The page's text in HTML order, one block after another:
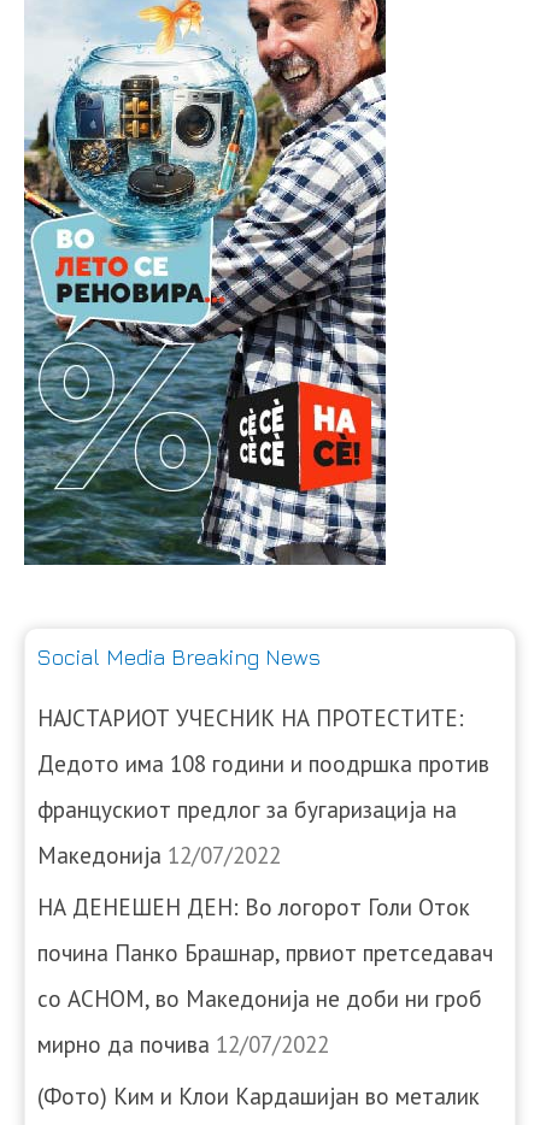
Social Media Breaking News
НАЈСТАРИОТ УЧЕСНИК НА ПРОТЕСТИТЕ:
Дедото има 108 години и поодршка против
францускиот предлог за бугаризација на
Македонија 12/07/2022
НА ДЕНЕШЕН ДЕН: Во логорот Голи Оток
почина Панко Брашнар, првиот претседавач
со АСНОМ, во Македонија не доби ни гроб
мирно да почива 12/07/2022
(Фото) Ким и Клои Кардашијан во металик